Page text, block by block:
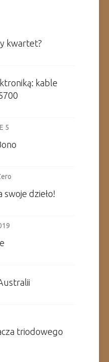
kwartet?
kable
dzieło!
triodowego